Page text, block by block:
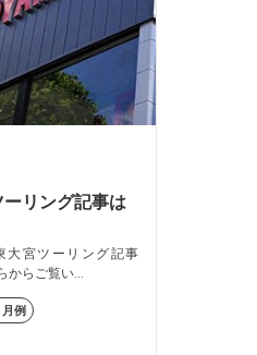
PLUS
リング記事は
大宮ツーリング記事
からご覧い...
月例